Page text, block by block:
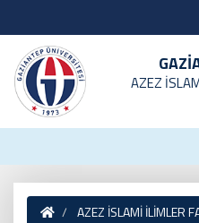
AZEZ
AZEZ İSLAMİ İLİMLER